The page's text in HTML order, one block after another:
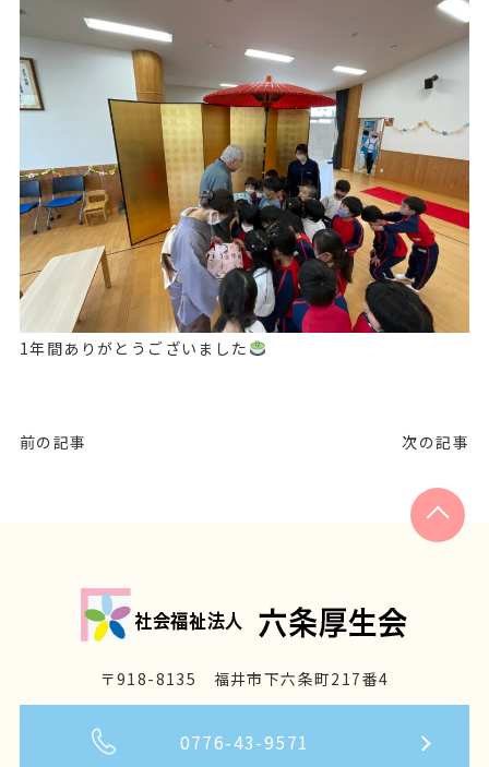
1年間ありがとうございました
前の記事 次の記事
〒918-8135 福井市下六条町217番4
0776-43-9571